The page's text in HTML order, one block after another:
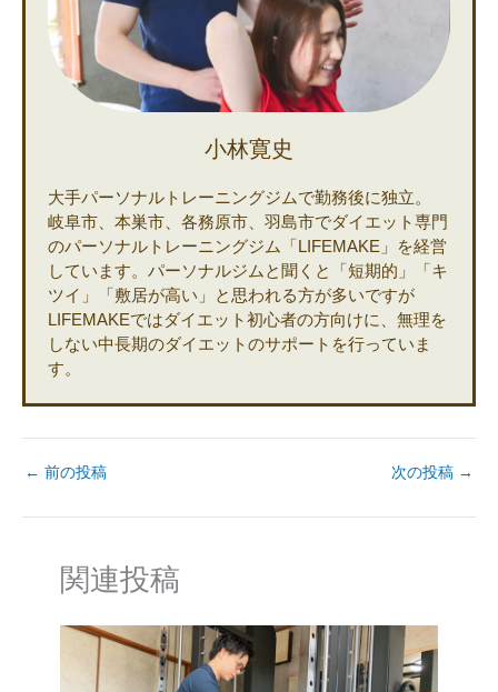
小林寛史
大手パーソナルトレーニングジムで勤務後に独立。
岐阜市、本巣市、各務原市、羽島市でダイエット専門
のパーソナルトレーニングジム「LIFEMAKE」を経営
しています。パーソナルジムと聞くと「短期的」「キ
ツイ」「敷居が高い」と思われる方が多いですが
LIFEMAKEではダイエット初心者の方向けに、無理を
しない中長期のダイエットのサポートを行っていま
す。
← 前の投稿 次の投稿 →
関連投稿